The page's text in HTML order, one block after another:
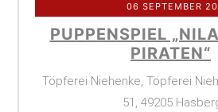
06 SEPTEMBER
PUPPENSPIEL
PIRATEN“
Töpferei Niehenke, Töpferei
51, 49205